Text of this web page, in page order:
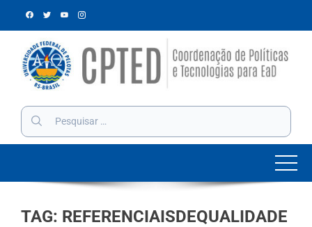
Pesquisar
por:
TAG: REFERENCIAISDEQUALIDADE